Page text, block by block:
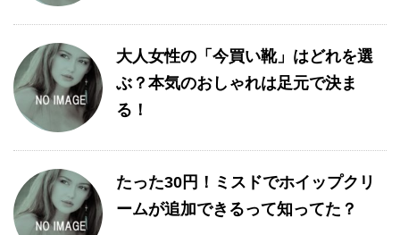
大人女性の「今買い靴」はどれを選
ぶ？本気のおしゃれは足元で決ま
る！
たった30円！ミスドでホイップクリ
ームが追加できるって知ってた？